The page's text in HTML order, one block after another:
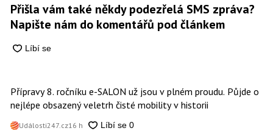
Přišla vám také někdy podezřelá SMS zpráva?
Napište nám do komentářů pod článkem
Přípravy 8. ročníku e-SALON už jsou v plném proudu. Půjde o
nejlépe obsazený veletrh čisté mobility v historii
Události247.cz16 h